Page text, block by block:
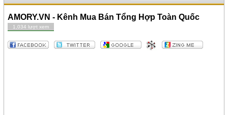
AMORY.VN - Kênh Mua Bán Tổng Hợp Toàn Quốc
1,034 lượt xem